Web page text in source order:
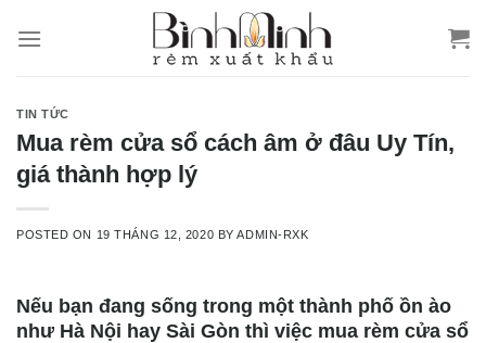
TIN TỨC
Mua rèm cửa sổ cách âm ở đâu Uy Tín,
giá thành hợp lý
POSTED ON 19 THÁNG 12, 2020 BYADMIN-RXK
Nếu bạn đang sống trong một thành phố ồn ào
như Hà Nội hay Sài Gòn thì việc mua rèm cửa sổ